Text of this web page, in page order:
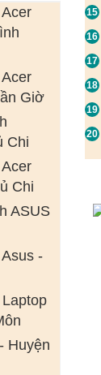
Giờ
Chi
Chi
ASUS
-
Huyện